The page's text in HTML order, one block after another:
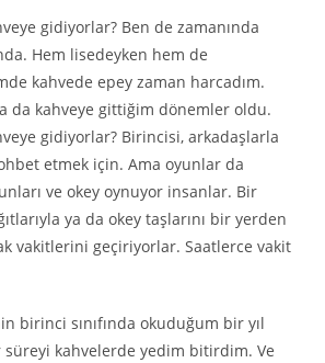
gidiyorlar? Ben de zamanında
Hem lisedeyken hem de
kahvede epey zaman harcadım.
da kahveye gittiğim dönemler oldu.
gidiyorlar? Birincisi, arkadaşlarla
etmek için. Ama oyunlar da
ve okey oynuyor insanlar. Bir
ya da okey taşlarını bir yerden
vakitlerini geçiriyorlar. Saatlerce vakit
birinci sınıfında okuduğum bir yıl
kahvelerde yedim bitirdim. Ve